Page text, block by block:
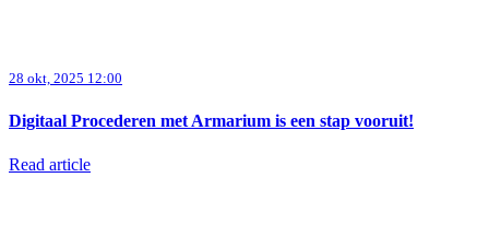
28 okt, 2025 12:00
Digitaal Procederen met Armarium is een stap vooruit!
Read article